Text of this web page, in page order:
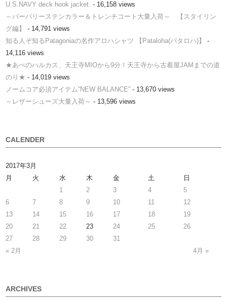
U.S.NAVY deck hook jacket. - 16,158 views
～バーバリーステンカラー＆トレンチコート大量入荷～ 【スタイリン
グ編】
- 14,791 views
知る人ぞ知るPatagoniaの名作アロハシャツ 【Pataloha(パタロハ)】
-
14,116 views
★あべのハルカス、天王寺MIOから9分！天王寺から古着屋JAMまでの道
のり★ - 14,019 views
ノームコア必須アイテム”NEW BALANCE” - 13,670 views
～レザーシューズ大量入荷～ - 13,596 views
CALENDER
2017年3月
月
火 水 木 金 土 日
« 2月 4月 »
1 2 3 4
5
6
7 8 9 10 11
12
13
14 15 16 17 18
19
20
21 22 23 24 25
26
27
28 29 30 31
ARCHIVES